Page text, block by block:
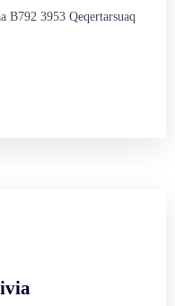
B792 3953 Qeqertarsuaq